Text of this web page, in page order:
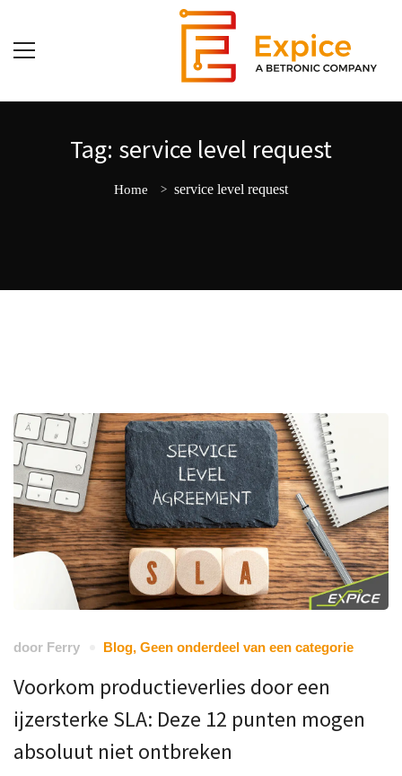
Tag: service level request
Home service level request
door Ferry Blog, Geen onderdeel van een categorie
Voorkom productieverlies door een
ijzersterke SLA: Deze 12 punten mogen
absoluut niet ontbreken